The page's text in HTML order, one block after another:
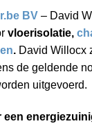
BV – David
vloerisolatie,
. David Willocx
de geldende
uitgevoerd.
een